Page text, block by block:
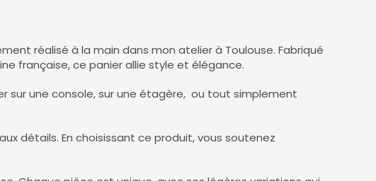
réalisé à la main dans mon atelier à Toulouse. Fabriqué
française, ce panier allie style et élégance.
sur une console, sur une étagère, ou tout simplement
détails. En choisissant ce produit, vous soutenez